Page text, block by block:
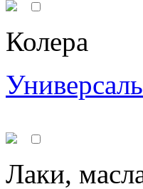
Колера
Лаки,